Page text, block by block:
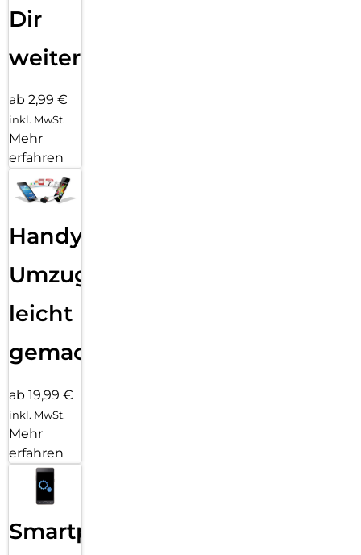
Dir
weiter
ab 2,99 €
inkl. MwSt.
Mehr
erfahren
Handy
Umzug
leicht
gemacht!
ab 19,99 €
inkl. MwSt.
Mehr
erfahren
Smartphone